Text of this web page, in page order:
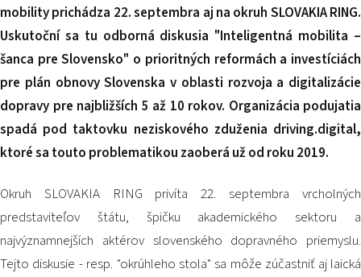
CALENDAR
EN
SITEMAP
E-SHOP AND TICKETS
CONTACTS
mobility prichádza 22. septembra aj na okruh SLOVAKIA RING.
Uskutoční sa tu odborná diskusia "Inteligentná mobilita –
šanca pre Slovensko" o prioritných reformách a investíciách
pre plán obnovy Slovenska v oblasti rozvoja a digitalizácie
dopravy pre najbližších 5 až 10 rokov. Organizácia podujatia
spadá pod taktovku neziskového zduženia driving.digital,
ktoré sa touto problematikou zaoberá už od roku 2019.
Okruh SLOVAKIA RING privíta 22. septembra vrcholných
predstaviteľov štátu, špičku akademického sektoru a
najvýznamnejších aktérov slovenského dopravného priemyslu.
Tejto diskusie - resp. "okrúhleho stola" sa môže zúčastniť aj laická